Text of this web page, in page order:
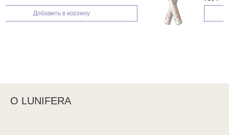
Добавить в корзину
О LUNIFERA